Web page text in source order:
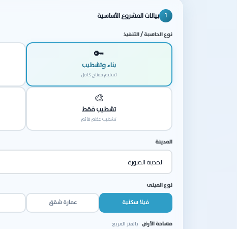
1 بيانات المشروع الأساسية
نوع الحاسبة / التنفيذ
🔑
بناء وتشطيب
تسليم مفتاح كامل
🎨
تشطيب فقط
تشطيب عظم قائم
المدينة
نوع المبنى
فيلا سكنية
عمارة شقق
مساحة الأرض بالمتر المربع